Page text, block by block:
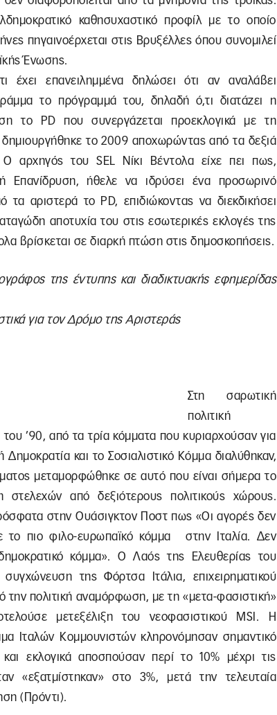
καθησυχαστικό προφίλ με το οποίο
πηγαινοέρχεται στις Βρυξέλλες όπου συνομιλεί
Ένωσης.
επανειλημμένα δηλώσει ότι αν αναλάβει
το πρόγραμμά του, δηλαδή ό,τι διατάζει η
το PD που συνεργάζεται προεκλογικά με τη
δημιουργήθηκε το 2009 αποχωρώντας από τα δεξιά
αρχηγός του SEL Νίκι Βέντολα είχε πει πως,
Επανίδρυση, ήθελε να ιδρύσει ένα προσωρινό
αριστερά το PD, επιδιώκοντας να διεκδικήσει
αποτυχία του στις εσωτερικές εκλογές της
βρίσκεται σε διαρκή πτώση στις δημοσκοπήσεις.
της έντυπης και διαδικτυακής εφημερίδας
για τον Δρόμο της Αριστεράς
Στη σαρωτική
πολιτική
’90, από τα τρία κόμματα που κυριαρχούσαν για
Δημοκρατία και το Σοσιαλιστικό Κόμμα διαλύθηκαν,
μεταμορφώθηκε σε αυτό που είναι σήμερα το
από δεξιότερους πολιτικούς χώρους.
στην Ουάσιγκτον Ποστ πως «Οι αγορές δεν
πιο φιλο-ευρωπαϊκό κόμμα στην Ιταλία. Δεν
κόμμα». Ο Λαός της Ελευθερίας του
της Φόρτσα Ιτάλια, επιχειρηματικού
πολιτική αναμόρφωση, με τη «μετα-φασιστική»
μετεξέλιξη του νεοφασιστικού MSI. Η
Ιταλών Κομμουνιστών κληρονόμησαν σημαντικό
εκλογικά αποσπούσαν περί το 10% μέχρι τις
«εξατμίστηκαν» στο 3%, μετά την τελευταία
(Πρόντι).